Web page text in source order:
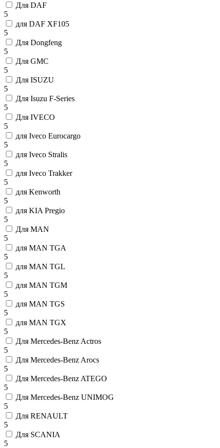
Для DAF
5
для DAF XF105
5
Для Dongfeng
5
Для GMC
5
Для ISUZU
5
Для Isuzu F-Series
5
Для IVECO
5
для Iveco Eurocargo
5
для Iveco Stralis
5
для Iveco Trakker
5
для Kenworth
5
для KIA Pregio
5
Для MAN
5
для MAN TGA
5
для MAN TGL
5
для MAN TGM
5
для MAN TGS
5
для MAN TGX
5
Для Mercedes-Benz Actros
5
Для Mercedes-Benz Arocs
5
Для Mercedes-Benz ATEGO
5
Для Mercedes-Benz UNIMOG
5
Для RENAULT
5
Для SCANIA
5